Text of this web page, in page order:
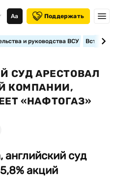
Аа Поддержать
и руководства ВСУ
СУД АРЕСТОВАЛ
КОМПАНИИ,
«НАФТОГАЗ»
английский суд
акций